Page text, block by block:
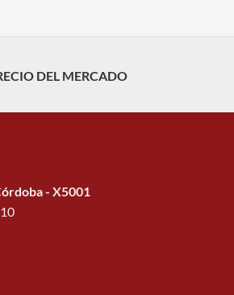
DEL MERCADO
- X5001